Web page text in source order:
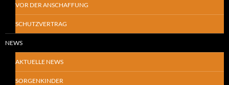
VOR DER ANSCHAFFUNG
SCHUTZVERTRAG
NEWS
AKTUELLE NEWS
SORGENKINDER